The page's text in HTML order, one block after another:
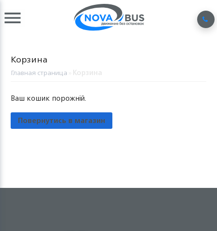
Корзина
Главная страница
Ваш кошик порожній.
Повернутись в магазин